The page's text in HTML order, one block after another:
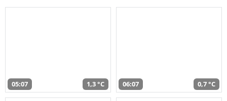
05:07 1,3 °C 06:07 0,7 °C